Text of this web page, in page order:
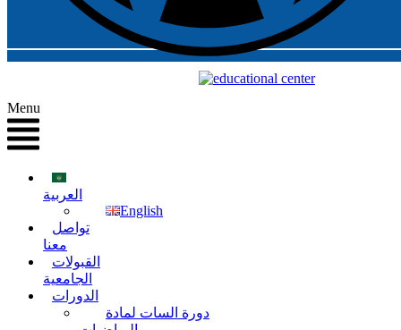
Menu
العربية
English
تواصل
معنا
القبولات
الجامعية
الدورات
دورة السات لمادة